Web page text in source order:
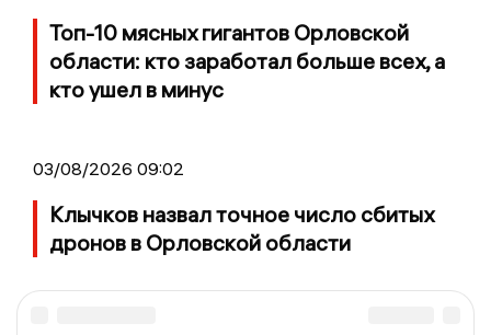
Топ-10 мясных гигантов Орловской
области: кто заработал больше всех, а
кто ушел в минус
03/08/2026 09:02
Клычков назвал точное число сбитых
дронов в Орловской области